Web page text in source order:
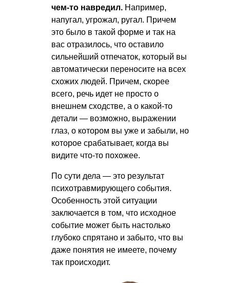
чем-то навредил. Например,
напугал, угрожал, ругал. Причем
это было в такой форме и так на
вас отразилось, что оставило
сильнейший отпечаток, который вы
автоматически переносите на всех
схожих людей. Причем, скорее
всего, речь идет не просто о
внешнем сходстве, а о какой-то
детали — возможно, выражении
глаз, о котором вы уже и забыли, но
которое срабатывает, когда вы
видите что-то похожее.
По сути дела — это результат
психотравмирующего события.
Особенность этой ситуации
заключается в том, что исходное
событие может быть настолько
глубоко спрятано и забыто, что вы
даже понятия не имеете, почему
так происходит.